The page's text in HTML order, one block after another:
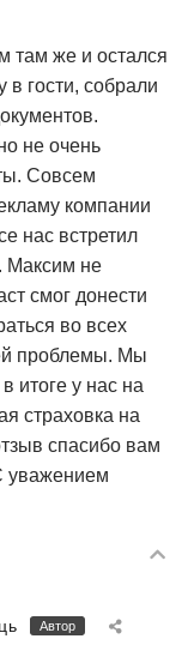
там же и остался
гости, собрали
не очень
Совсем
компании
нас встретил
Максим не
смог донести
во всех
проблемы. Мы
итоге у нас на
страховка на
спасибо вам
уважением
Автор